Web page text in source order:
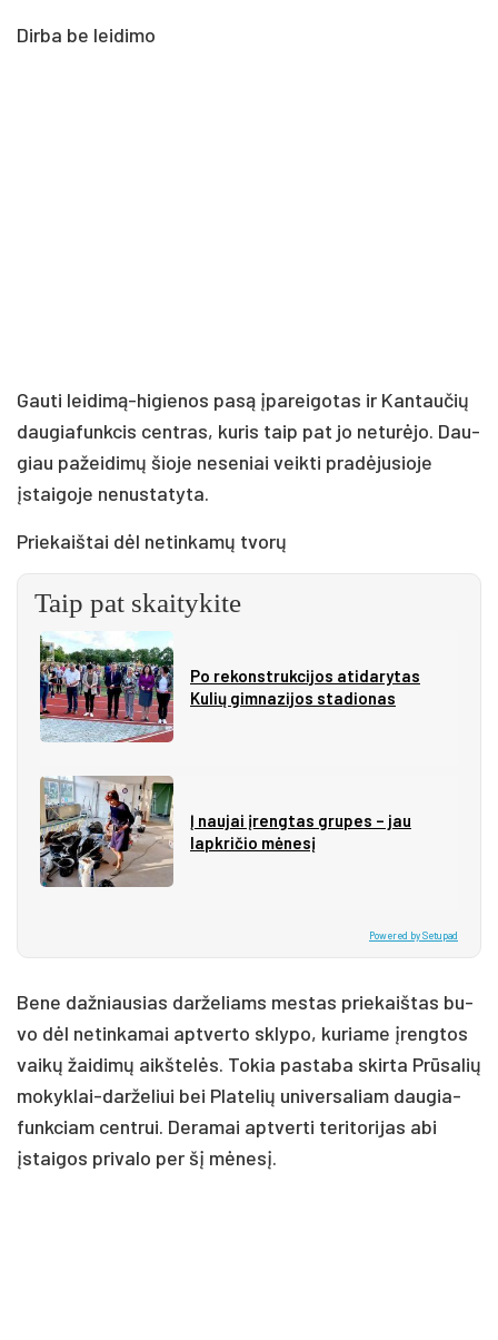
Dir­ba be lei­di­mo
Gau­ti lei­di­mą-hi­gie­nos pa­są įpa­rei­go­tas ir Kan­tau­čių
dau­gia­funk­cis cent­ras, ku­ris taip pat jo ne­tu­rė­jo. Dau­
giau pa­žei­di­mų šio­je ne­se­niai veik­ti pra­dė­ju­sio­je
įstai­go­je ne­nus­ta­ty­ta.
Prie­kaiš­tai dėl ne­tin­ka­mų tvo­rų
Taip pat skaitykite
Po rekonstrukcijos atidarytas
Kulių gimnazijos stadionas
Į naujai įrengtas grupes – jau
lapkričio mėnesį
Powered by Setupad
Be­ne daž­niau­sias dar­že­liams mes­tas prie­kaiš­tas bu­
vo dėl ne­tin­ka­mai ap­tver­to skly­po, ku­ria­me įreng­tos
vai­kų žai­di­mų aikš­te­lės. To­kia pa­sta­ba skir­ta Prū­sa­lių
mo­kyk­lai-dar­že­liui bei Pla­te­lių uni­ver­sa­liam dau­gia­
funk­ciam cent­rui. De­ra­mai ap­tver­ti te­ri­to­ri­jas abi
įstai­gos pri­va­lo per šį mė­ne­sį.